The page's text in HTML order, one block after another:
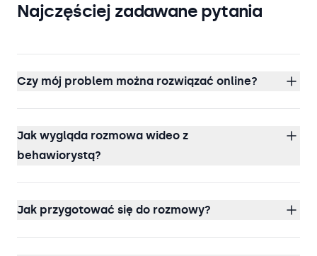
Najczęściej zadawane pytania
Czy mój problem można rozwiązać online?
Jak wygląda rozmowa wideo z
behawiorystą?
Jak przygotować się do rozmowy?